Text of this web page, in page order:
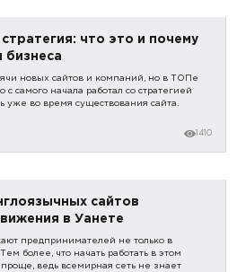
что это и почему
бизнеса
новых сайтов и компаний, но в ТОПе
с самого начала работал со стратегией
уже во время существования сайта.
1410
сайтов
в Уанете
предпринимателей не только в
более, что начать работать в этом
ведь всемирная сеть не знает